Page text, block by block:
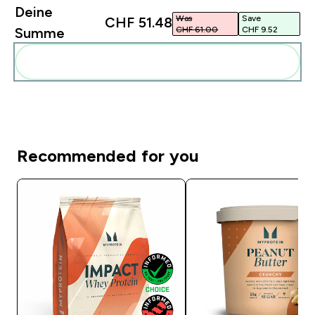
Deine
Summe
CHF 51.48‎ Was
CHF 61.00‎
Save
CHF 9.52‎
Recommended for you